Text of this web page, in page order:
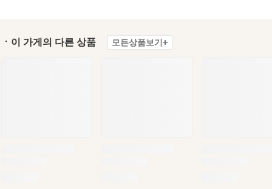
ㆍ이 가게의 다른 상품 모든상품보기+